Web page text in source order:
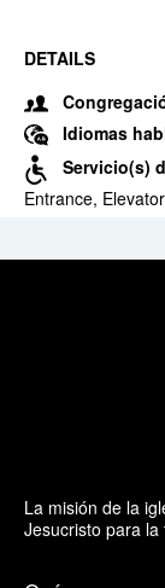
DETAILS
Idiomas
Servicio(s)
Entrance,
La misión de la
Jesucristo para